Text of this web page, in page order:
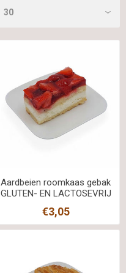
Aardbeien roomkaas gebak
GLUTEN- EN LACTOSEVRIJ
€3,05